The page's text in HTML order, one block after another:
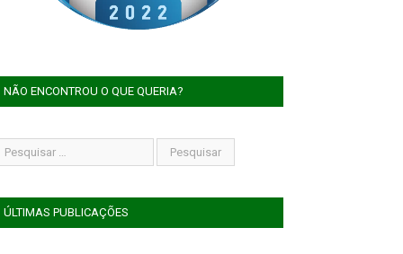
NÃO ENCONTROU O QUE QUERIA?
ÚLTIMAS PUBLICAÇÕES